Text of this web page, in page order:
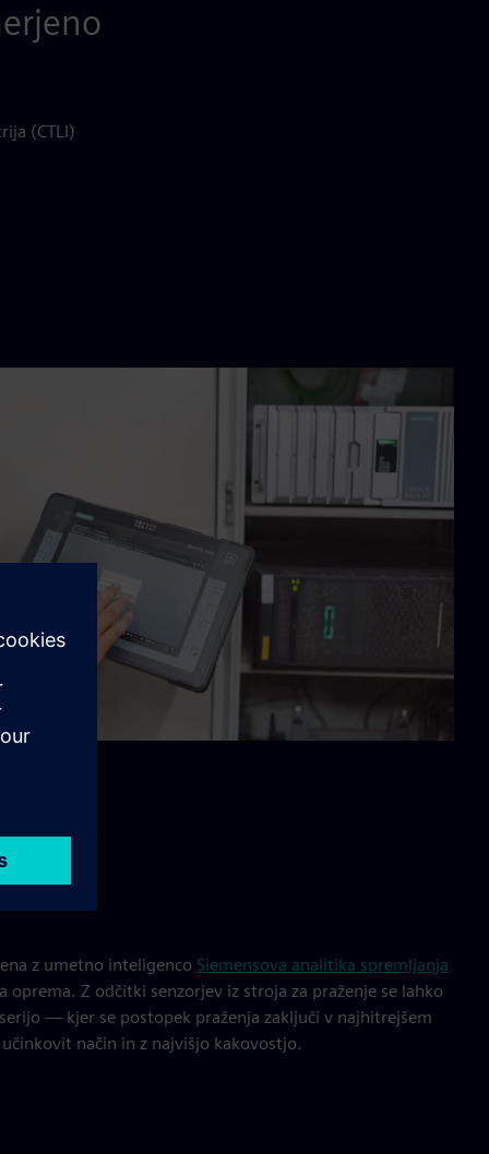
(CTLI)
z umetno inteligenco Siemensova analitika spremljanja
oprema. Z odčitki senzorjev iz stroja za praženje se lahko
— kjer se postopek praženja zaključi v najhitrejšem
način in z najvišjo kakovostjo.